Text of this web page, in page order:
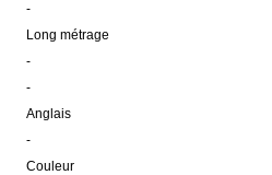
-
Long métrage
-
-
Anglais
-
Couleur